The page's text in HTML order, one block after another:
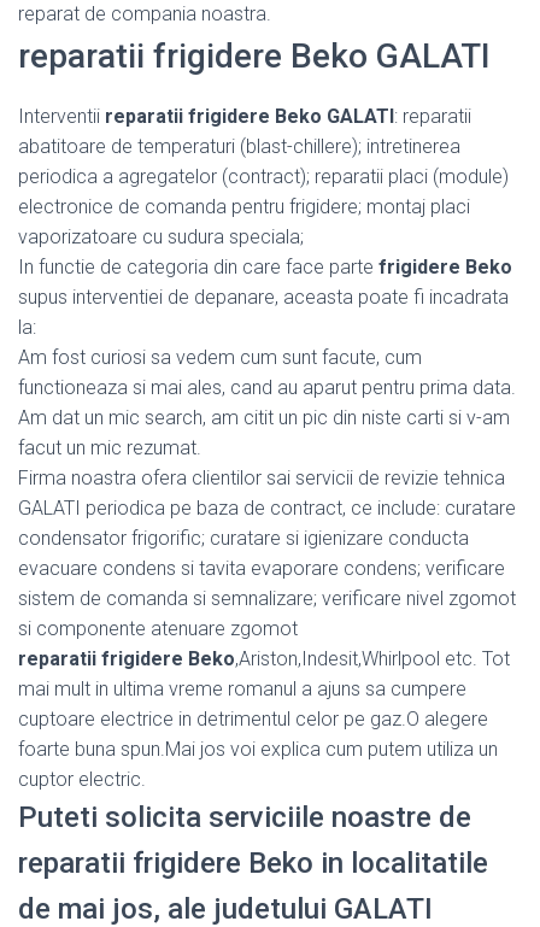
reparat de compania noastra.
reparatii frigidere Beko GALATI
Interventii reparatii frigidere Beko GALATI: reparatii
abatitoare de temperaturi (blast-chillere); intretinerea
periodica a agregatelor (contract); reparatii placi (module)
electronice de comanda pentru frigidere; montaj placi
vaporizatoare cu sudura speciala;
In functie de categoria din care face parte frigidere Beko
supus interventiei de depanare, aceasta poate fi incadrata
la:
Am fost curiosi sa vedem cum sunt facute, cum
functioneaza si mai ales, cand au aparut pentru prima data.
Am dat un mic search, am citit un pic din niste carti si v-am
facut un mic rezumat.
Firma noastra ofera clientilor sai servicii de revizie tehnica
GALATI periodica pe baza de contract, ce include: curatare
condensator frigorific; curatare si igienizare conducta
evacuare condens si tavita evaporare condens; verificare
sistem de comanda si semnalizare; verificare nivel zgomot
si componente atenuare zgomot
reparatii frigidere Beko,Ariston,Indesit,Whirlpool etc. Tot
mai mult in ultima vreme romanul a ajuns sa cumpere
cuptoare electrice in detrimentul celor pe gaz.O alegere
foarte buna spun.Mai jos voi explica cum putem utiliza un
cuptor electric.
Puteti solicita serviciile noastre de
reparatii frigidere Beko in localitatile
de mai jos, ale judetului GALATI